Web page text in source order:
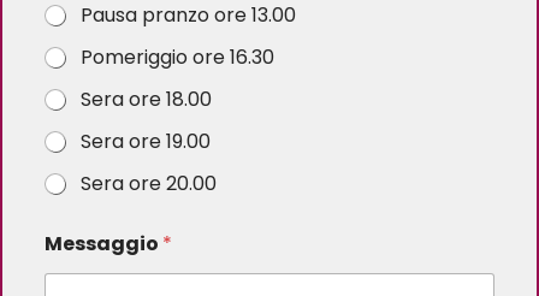
Pausa pranzo ore 13.00
Pomeriggio ore 16.30
Sera ore 18.00
Sera ore 19.00
Sera ore 20.00
Messaggio *